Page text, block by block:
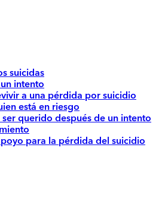
suicidas
intento
a una pérdida por suicidio
está en riesgo
querido después de un intento
para la pérdida del suicidio